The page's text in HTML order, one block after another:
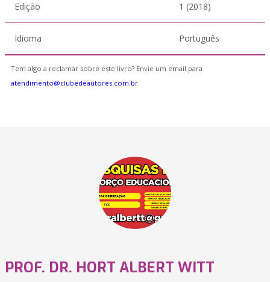
Edição 1 (2018)
Idioma Português
Tem algo a reclamar sobre este livro? Envie um email para
atendimento@clubedeautores.com.br
PROF. DR. HORT ALBERT WITT